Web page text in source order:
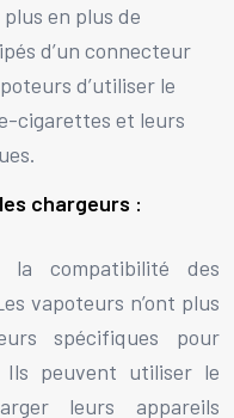
en plus de
d’un connecteur
d’utiliser le
cigarettes et leurs
chargeurs :
la compatibilité des
vapoteurs n’ont plus
spécifiques pour
Ils peuvent utiliser le
leurs appareils